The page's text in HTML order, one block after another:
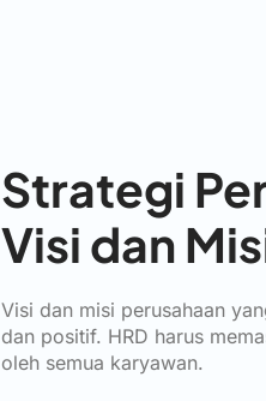
Strategi
Visi dan
Visi dan misi perusahaan
dan positif. HRD harus
oleh semua karyawan.